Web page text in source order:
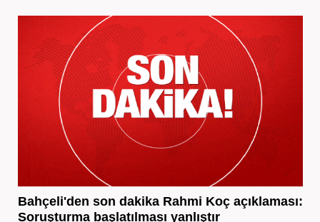
Bahçeli'den son dakika Rahmi Koç açıklaması:
Soruşturma başlatılması yanlıştır